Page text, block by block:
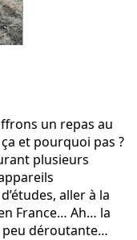
un repas au
et pourquoi pas ?
plusieurs
aller à la
France… Ah… la
peu déroutante…